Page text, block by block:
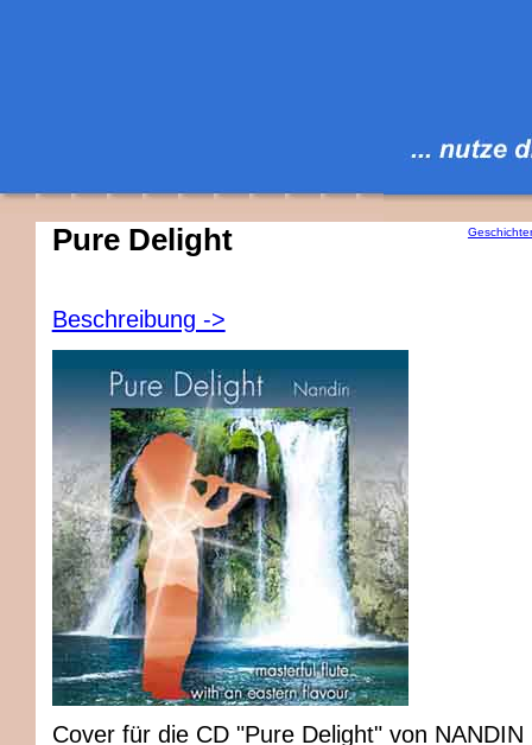
Pure Delight
Beschreibung ->
Cover für die CD "Pure Delight" von NANDIN